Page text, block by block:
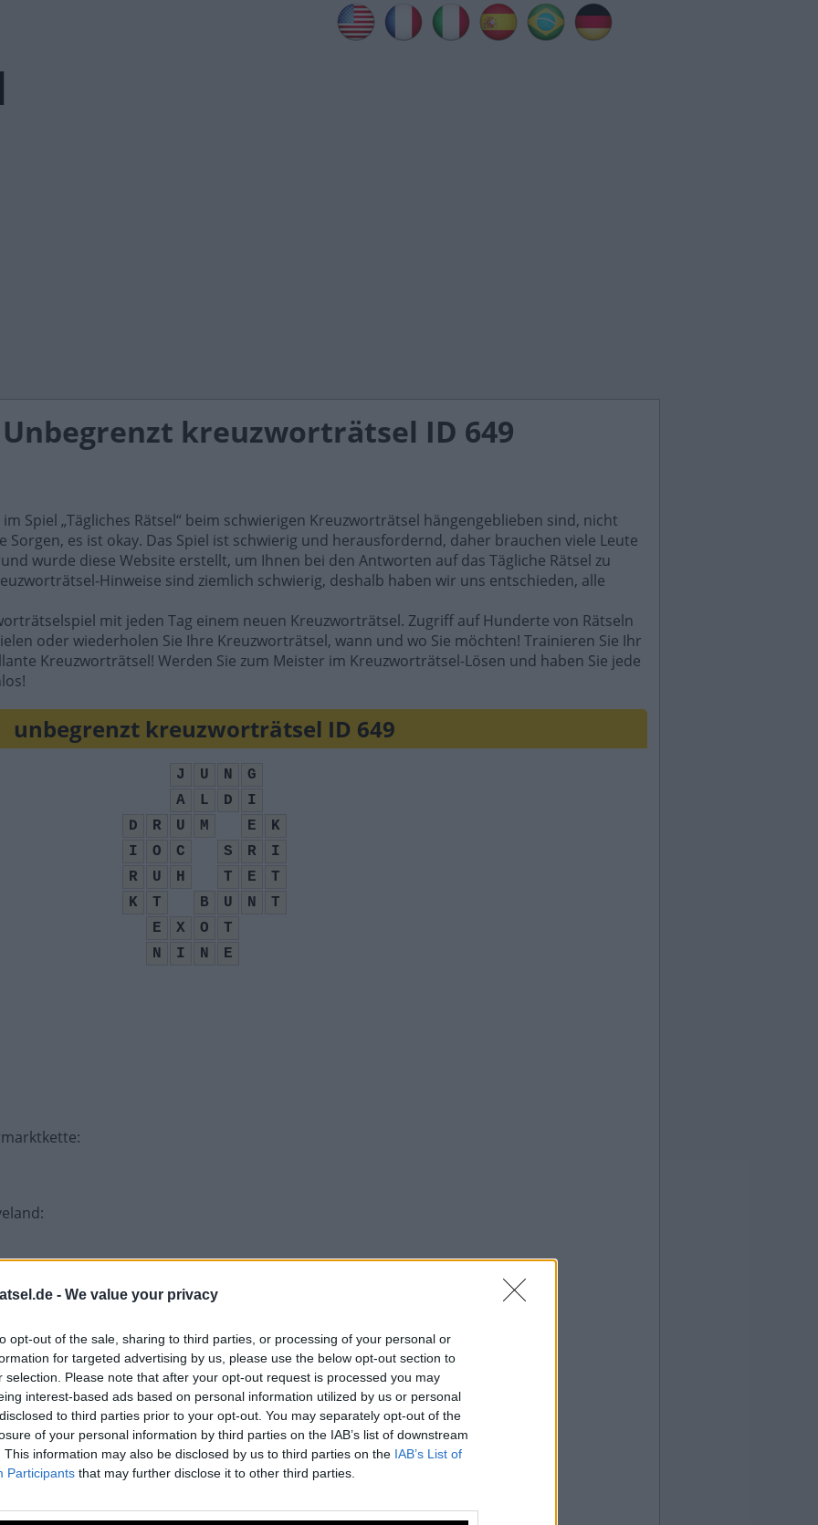
- We value your privacy
opt-out of the sale, sharing to third parties, or processing of your personal or
for targeted advertising by us, please use the below opt-out section to
selection. Please note that after your opt-out request is processed you may
interest-based ads based on personal information utilized by us or personal
to third parties prior to your opt-out. You may separately opt-out of the
of your personal information by third parties on the IAB’s list of downstream
This information may also be disclosed by us to third parties on the IAB’s List of
Participants that may further disclose it to other third parties.
kreuzworträtsel ID 649
Spiel „Tägliches Rätsel“ beim schwierigen Kreuzworträtsel hängengeblieben sind, nicht
Sorgen, es ist okay. Das Spiel ist schwierig und herausfordernd, daher brauchen viele Leute
wurde diese Website erstellt, um Ihnen bei den Antworten auf das Tägliche Rätsel zu
Hinweise sind ziemlich schwierig, deshalb haben wir uns entschieden, alle
mit jeden Tag einem neuen Kreuzworträtsel. Zugriff auf Hunderte von Rätseln
oder wiederholen Sie Ihre Kreuzworträtsel, wann und wo Sie möchten! Trainieren Sie Ihr
Kreuzworträtsel! Werden Sie zum Meister im Kreuzworträtsel-Lösen und haben Sie jede
unbegrenzt kreuzworträtsel ID 649
J U N
G
A
L D
I
D
R U M E
K
I
O C S R
I
R
U H T E
T
K
T B U N
T
E
X O
T
N
I N E
:
:
:
Verlobte :